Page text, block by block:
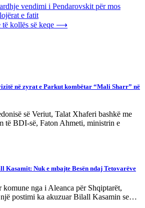
vendimi i Pendarovskit për mos
e fatit
kollës së keqe ⟶
në zyrat e Parkut kombëtar “Mali Sharr” në
së Veriut, Talat Xhaferi bashkë me
të BDI-së, Faton Ahmeti, ministrin e
Kasamit: Nuk e mbajte Besën ndaj Tetovarëve
nga i Aleanca për Shqiptarët,
postimi ka akuzuar Bilall Kasamin se…